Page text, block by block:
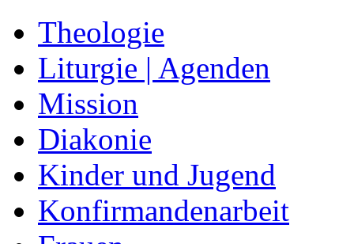
Theologie
Liturgie | Agenden
Mission
Diakonie
Kinder und Jugend
Konfirmandenarbeit